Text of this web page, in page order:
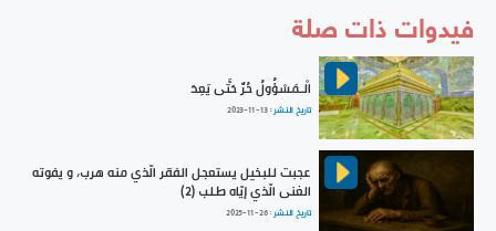
فيدوات ذات صلة
الْـمَسْؤُولُ حُرٌّ حَتَّى يَعِدَ
تاريخ النشر :2023-11-13
عجبت للبخيل يستعجل الفقر الّذي منه هرب، و يفوته
الغنى الّذي إيّاه طلب (2)
تاريخ النشر :2025-11-26